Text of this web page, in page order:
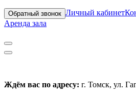
Обратный звонок Личный кабинет
Аренда зала
Ждём вас по адресу: г. Томск, ул.